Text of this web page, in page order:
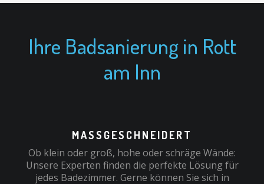
Ihre Badsanierung in Rott
am Inn
MASSGESCHNEIDERT
Ob klein oder groß, hohe oder schräge Wände:
Unsere Experten finden die perfekte Lösung für
jedes Badezimmer. Gerne können Sie sich in